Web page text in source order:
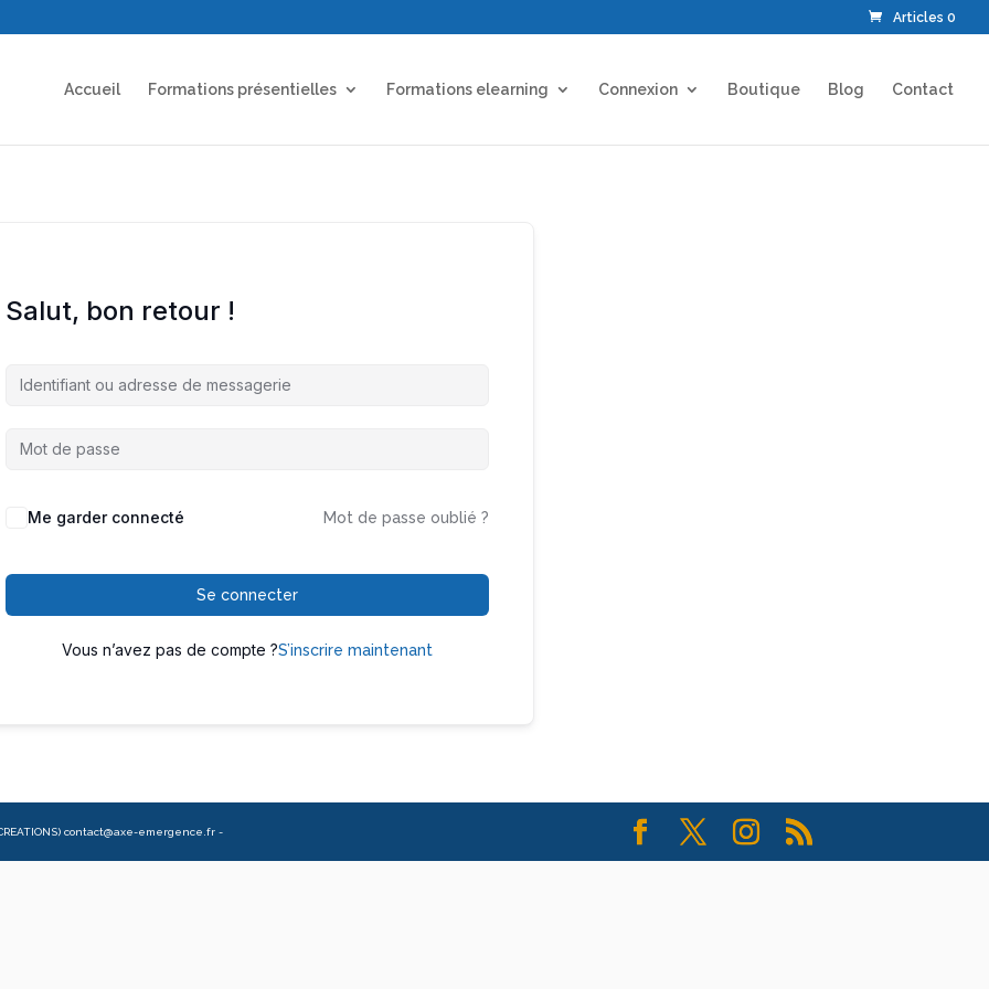
Articles 0
Accueil Formations présentielles Formations elearning Connexion Boutique Blog Contact
Salut, bon retour !
Me garder connecté Mot de passe oublié ?
Se connecter
Vous n’avez pas de compte ?S’inscrire maintenant
contact@axe-emergence.fr -